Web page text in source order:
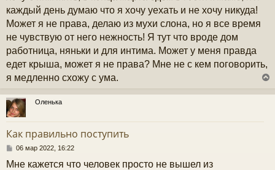
каждый день думаю что я хочу уехать и не хочу никуда!
Может я не права, делаю из мухи слона, но я все время
не чувствую от него нежность! Я тут что вроде дом
работница, няньки и для интима. Может у меня правда
едет крыша, может я не права? Мне не с кем поговорить,
я медленно схожу с ума.
р
Оленька
Как правильно поступить
С
о
06 мар 2022, 16:22
Мне кажется что человек просто не вышел из